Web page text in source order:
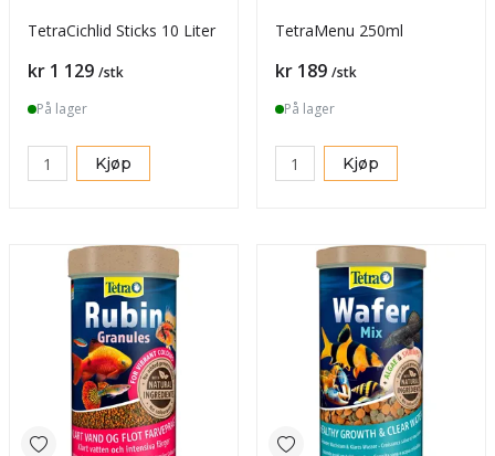
TetraCichlid Sticks 10 Liter
Pris
kr 1 129 /stk
På lager
Kjøp
TetraMenu 250ml
Pris
kr 189 /stk
På lager
Kjøp